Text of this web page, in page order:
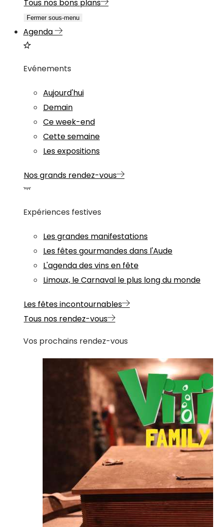
Tous nos bons plans
Fermer sous-menu
Agenda
Evénements
Aujourd'hui
Demain
Ce week-end
Cette semaine
Les expositions
Nos grands rendez-vous
Expériences festives
Les grandes manifestations
Les fêtes gourmandes dans l'Aude
L'agenda des vins en fête
Limoux, le Carnaval le plus long du monde
Les fêtes incontournables
Tous nos rendez-vous
Vos prochains rendez-vous